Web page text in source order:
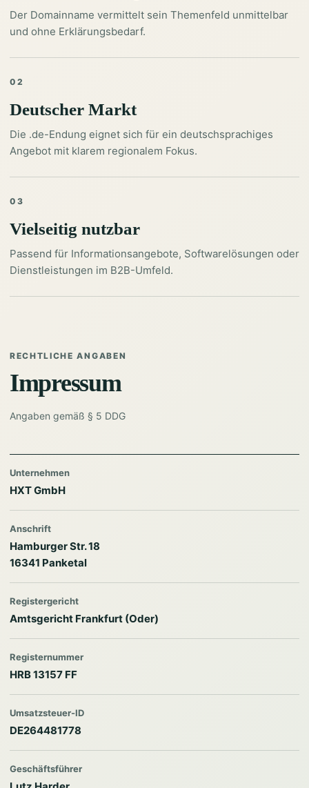
Der Domainname vermittelt sein Themenfeld unmittelbar
und ohne Erklärungsbedarf.
02
Deutscher Markt
Die .de-Endung eignet sich für ein deutschsprachiges
Angebot mit klarem regionalem Fokus.
03
Vielseitig nutzbar
Passend für Informationsangebote, Softwarelösungen oder
Dienstleistungen im B2B-Umfeld.
RECHTLICHE ANGABEN
Impressum
Angaben gemäß § 5 DDG
Unternehmen
HXT GmbH
Anschrift
Hamburger Str. 18
16341 Panketal
Registergericht
Amtsgericht Frankfurt (Oder)
Registernummer
HRB 13157 FF
Umsatzsteuer-ID
DE264481778
Geschäftsführer